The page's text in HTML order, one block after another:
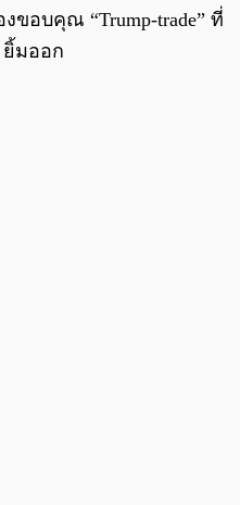
ขอบคุณ “Trump-trade” ที่
ยิ้มออก